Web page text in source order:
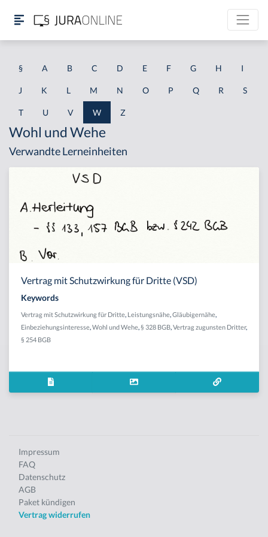
§ A B C D E F G H I
J K L M N O P Q R S
T U V W Z
Wohl und Wehe
Verwandte Lerneinheiten
Vertrag mit Schutzwirkung für Dritte (VSD)
Keywords
Vertrag mit Schutzwirkung für Dritte Leistungsnähe Gläubigernähe
Einbeziehungsinteresse Wohl und Wehe § 328 BGB Vertrag zugunsten Dritter,
§ 254 BGB
Impressum
FAQ
Datenschutz
AGB
Paket kündigen
Vertrag widerrufen